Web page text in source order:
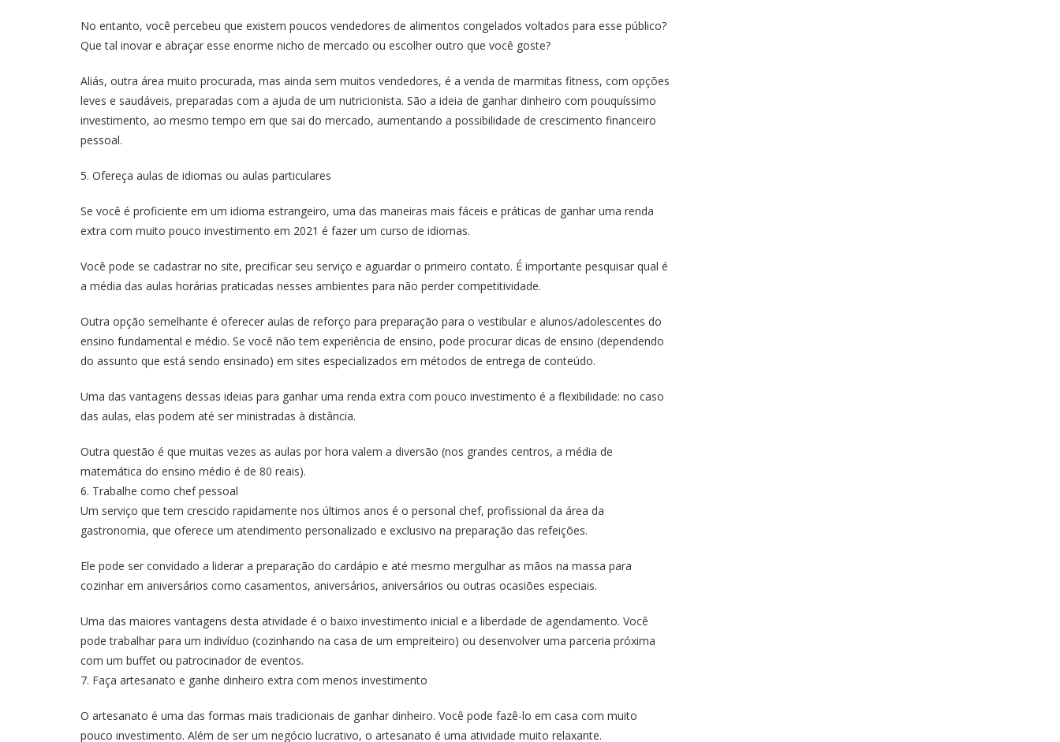
No entanto, você percebeu que existem poucos vendedores de alimentos congelados voltados para esse público?
Que tal inovar e abraçar esse enorme nicho de mercado ou escolher outro que você goste?
Aliás, outra área muito procurada, mas ainda sem muitos vendedores, é a venda de marmitas fitness, com opções
leves e saudáveis, preparadas com a ajuda de um nutricionista. São a ideia de ganhar dinheiro com pouquíssimo
investimento, ao mesmo tempo em que sai do mercado, aumentando a possibilidade de crescimento financeiro
pessoal.
5. Ofereça aulas de idiomas ou aulas particulares
Se você é proficiente em um idioma estrangeiro, uma das maneiras mais fáceis e práticas de ganhar uma renda
extra com muito pouco investimento em 2021 é fazer um curso de idiomas.
Você pode se cadastrar no site, precificar seu serviço e aguardar o primeiro contato. É importante pesquisar qual é
a média das aulas horárias praticadas nesses ambientes para não perder competitividade.
Outra opção semelhante é oferecer aulas de reforço para preparação para o vestibular e alunos/adolescentes do
ensino fundamental e médio. Se você não tem experiência de ensino, pode procurar dicas de ensino (dependendo
do assunto que está sendo ensinado) em sites especializados em métodos de entrega de conteúdo.
Uma das vantagens dessas ideias para ganhar uma renda extra com pouco investimento é a flexibilidade: no caso
das aulas, elas podem até ser ministradas à distância.
Outra questão é que muitas vezes as aulas por hora valem a diversão (nos grandes centros, a média de
matemática do ensino médio é de 80 reais).
6. Trabalhe como chef pessoal
Um serviço que tem crescido rapidamente nos últimos anos é o personal chef, profissional da área da
gastronomia, que oferece um atendimento personalizado e exclusivo na preparação das refeições.
Ele pode ser convidado a liderar a preparação do cardápio e até mesmo mergulhar as mãos na massa para
cozinhar em aniversários como casamentos, aniversários, aniversários ou outras ocasiões especiais.
Uma das maiores vantagens desta atividade é o baixo investimento inicial e a liberdade de agendamento. Você
pode trabalhar para um indivíduo (cozinhando na casa de um empreiteiro) ou desenvolver uma parceria próxima
com um buffet ou patrocinador de eventos.
7. Faça artesanato e ganhe dinheiro extra com menos investimento
O artesanato é uma das formas mais tradicionais de ganhar dinheiro. Você pode fazê-lo em casa com muito
pouco investimento. Além de ser um negócio lucrativo, o artesanato é uma atividade muito relaxante.